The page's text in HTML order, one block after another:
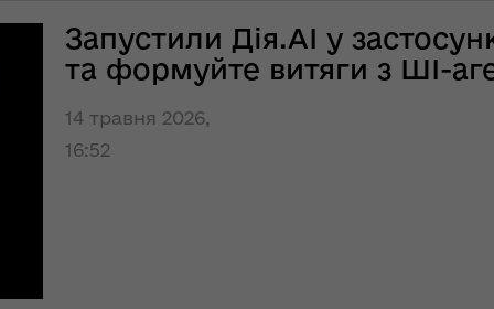
місцевих доріг на
Волині: перші
підсумки 2021
Ситуація на
Запустили Дія.AI у
та формуйте витяги з ШІ-
14 травня 2026,
16:52